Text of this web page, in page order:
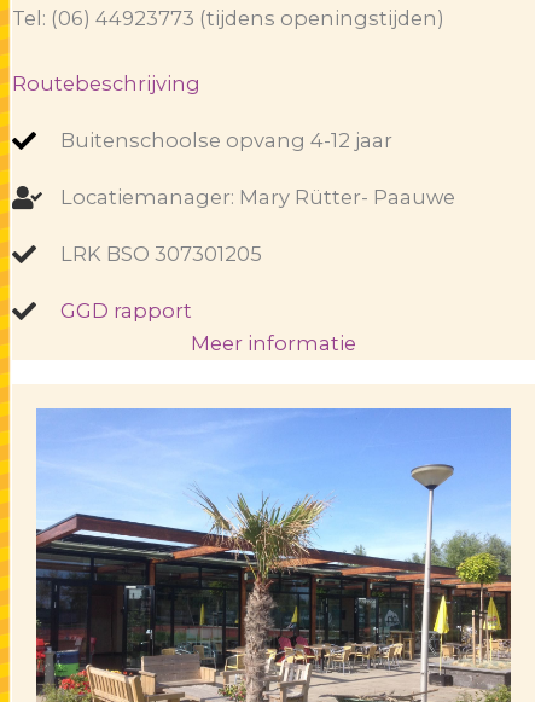
Tel: (06) 44923773 (tijdens openingstijden)
Routebeschrijving
Buitenschoolse opvang 4-12 jaar
Locatiemanager: Mary Rütter- Paauwe
LRK BSO 307301205
GGD rapport
Meer informatie